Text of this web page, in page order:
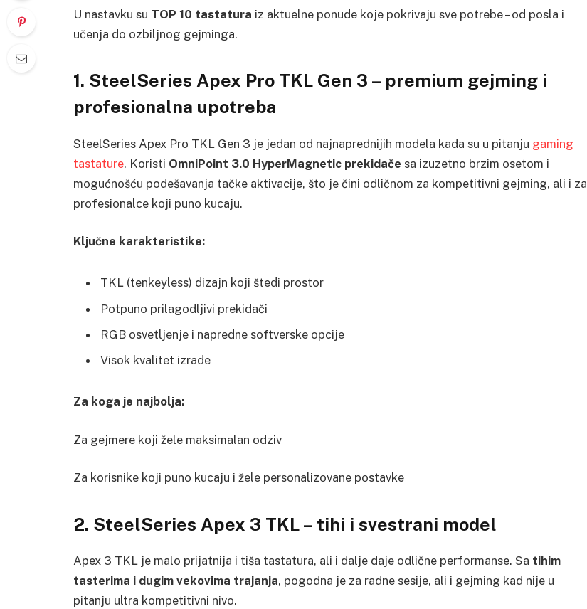
U nastavku su TOP 10 tastatura iz aktuelne ponude koje pokrivaju sve potrebe – od posla i
učenja do ozbiljnog gejminga.
1. SteelSeries Apex Pro TKL Gen 3 – premium gejming i
profesionalna upotreba
SteelSeries Apex Pro TKL Gen 3 je jedan od najnaprednijih modela kada su u pitanju gaming
tastature. Koristi OmniPoint 3.0 HyperMagnetic prekidače sa izuzetno brzim osetom i
mogućnošću podešavanja tačke aktivacije, što je čini odličnom za kompetitivni gejming, ali i za
profesionalce koji puno kucaju.
Ključne karakteristike:
TKL (tenkeyless) dizajn koji štedi prostor
Potpuno prilagodljivi prekidači
RGB osvetljenje i napredne softverske opcije
Visok kvalitet izrade
Za koga je najbolja:
Za gejmere koji žele maksimalan odziv
Za korisnike koji puno kucaju i žele personalizovane postavke
2. SteelSeries Apex 3 TKL – tihi i svestrani model
Apex 3 TKL je malo prijatnija i tiša tastatura, ali i dalje daje odlične performanse. Sa tihim
tasterima i dugim vekovima trajanja, pogodna je za radne sesije, ali i gejming kad nije u
pitanju ultra kompetitivni nivo.